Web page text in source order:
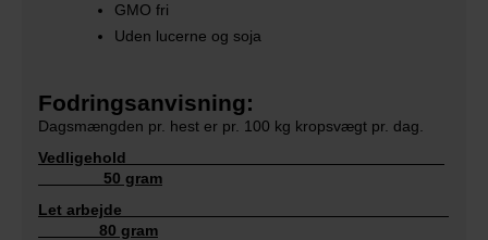
GMO fri
Uden lucerne og soja
Fodringsanvisning:
Dagsmængden pr. hest er pr. 100 kg kropsvægt pr. dag.
Vedligehold
50 gram
Let arbejde
80 gram